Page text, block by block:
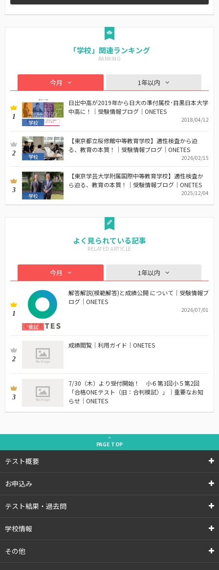
「学校」関連ランキング
今月 1年以内
1
学校
日出中高が2019年から日大の準付属校･目黒日本大学
中高に！｜受験情報ブログ｜ONETES
2018/04/12
2 学校
【東京都立桜修館中等教育学校】適性検査から迫
る、教育の本質！｜受験情報ブログ｜ONETES
2026/02/15
3
学校
【東京学芸大学附属国際中等教育学校】適性検査か
ら迫る、教育の本質！｜受験情報ブログ｜ONETES
2025/12/04
よく見られている記事
今月 1年以内
1
模試
解答解説(模範解答)と成績公開 について｜受験情報ブ
ログ｜ONETES
2026/07/01
2
成績閲覧｜利用ガイド｜ONETES
3
7/30（木）より受付開始！ 小６第3回小５第2回
「合格ONEテスト（旧：合判模試）」｜重要なお知
らせ｜ONETES
PAGE TOP
テスト概要
お申込み
テスト結果・過去問
学校情報
その他